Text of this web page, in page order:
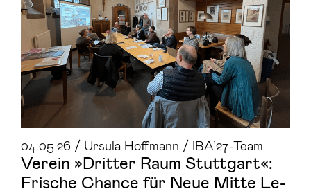
04.05.26 / Ursula Hoffmann / IBA’27-Team
Ver­ein »Drit­ter Raum Stutt­gart«:
Fri­sche Chan­ce für Neue Mitte Le­